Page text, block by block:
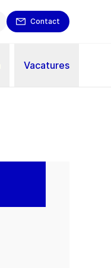
Contact
Vacatures